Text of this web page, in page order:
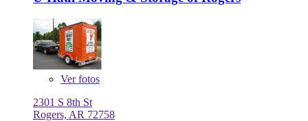
Verfotos
2301 S 8th St
Rogers, AR 72758